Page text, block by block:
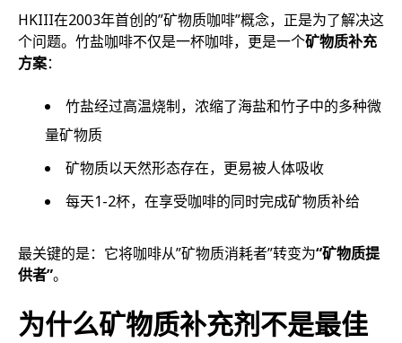
HKIII在2003年首创的”矿物质咖啡”概念，正是为了解决这
个问题。竹盐咖啡不仅是一杯咖啡，更是一个矿物质补充
方案：
竹盐经过高温烧制，浓缩了海盐和竹子中的多种微
量矿物质
矿物质以天然形态存在，更易被人体吸收
每天1-2杯，在享受咖啡的同时完成矿物质补给
最关键的是：它将咖啡从”矿物质消耗者”转变为“矿物质提
供者”。
为什么矿物质补充剂不是最佳